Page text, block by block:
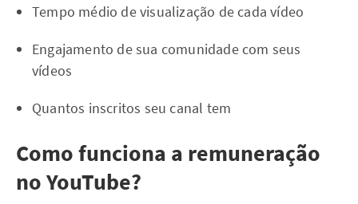
Tempo médio de visualização de cada vídeo
Engajamento de sua comunidade com seus
vídeos
Quantos inscritos seu canal tem
Como funciona a remuneração
no YouTube?